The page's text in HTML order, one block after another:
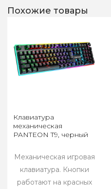
Похожие товары
Клавиатура
механическая
PANTEON T9, черный
Механическая игровая
клавиатура. Кнопки
работают на красных